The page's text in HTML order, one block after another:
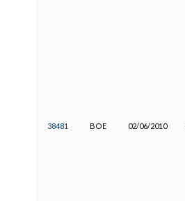
38481 BOE 02/06/2010